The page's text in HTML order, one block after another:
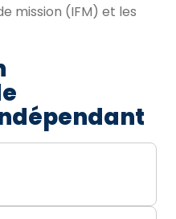
mission (IFM) et les